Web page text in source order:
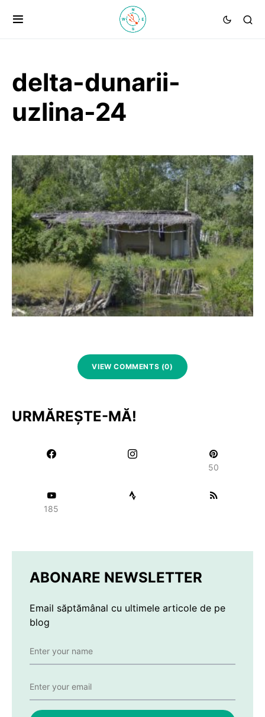
delta-dunarii-
uzlina-24
VIEW COMMENTS (0)
URMĂREȘTE-MĂ!
50
185
ABONARE NEWSLETTER
Email săptămânal cu ultimele articole de pe
blog